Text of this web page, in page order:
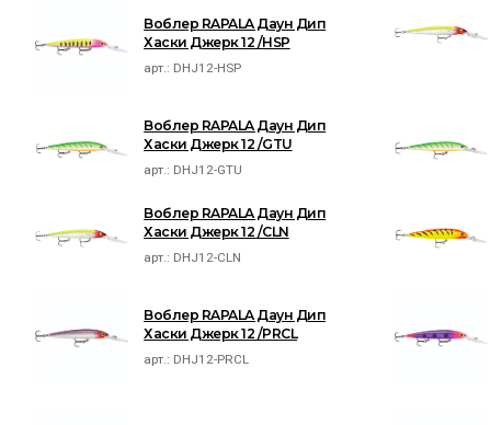
Воблер RAPALA Даун Дип
Хаски Джерк 12 /HSP
арт.: DHJ12-HSP
Воблер RAPALA Даун Дип
Хаски Джерк 12 /GTU
арт.: DHJ12-GTU
Воблер RAPALA Даун Дип
Хаски Джерк 12 /CLN
арт.: DHJ12-CLN
Воблер RAPALA Даун Дип
Хаски Джерк 12 /PRCL
арт.: DHJ12-PRCL